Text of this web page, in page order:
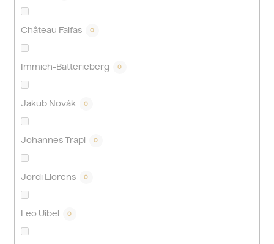
Château Falfas 0
Immich-Batterieberg 0
Jakub Novák 0
Johannes Trapl 0
Jordi Llorens 0
Leo Uibel 0